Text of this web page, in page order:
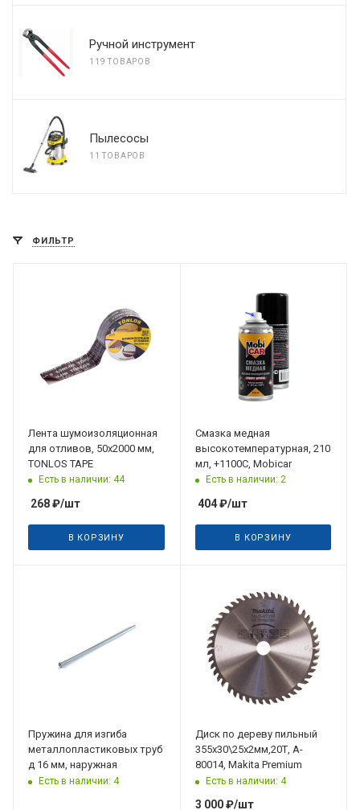
Ручной инструмент
119 ТОВАРОВ
Пылесосы
11 ТОВАРОВ
ФИЛЬТР
Лента шумоизоляционная
для отливов, 50х2000 мм,
TONLOS TAPE
Есть в наличии: 44
268₽/шт
В КОРЗИНУ
Смазка медная
высокотемпературная, 210
мл, +1100С, Mobicar
Есть в наличии: 2
404₽/шт
В КОРЗИНУ
Пружина для изгиба
металлопластиковых труб
д 16 мм, наружная
Есть в наличии: 4
Диск по дереву пильный
355х30\25х2мм,20Т, A-
80014, Makita Premium
Есть в наличии: 4
3 000₽/шт